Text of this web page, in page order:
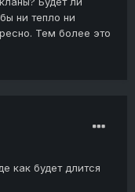
ни тепло ни
Тем более это
как будет длится